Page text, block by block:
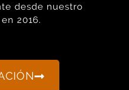
desde nuestro
2016.